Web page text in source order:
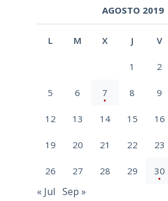
AGOSTO 2019
L M X J V
1 2
5 6 7 8 9
12 13 14 15 16
19 20 21 22 23
26 27 28 29 30
« Jul Sep »